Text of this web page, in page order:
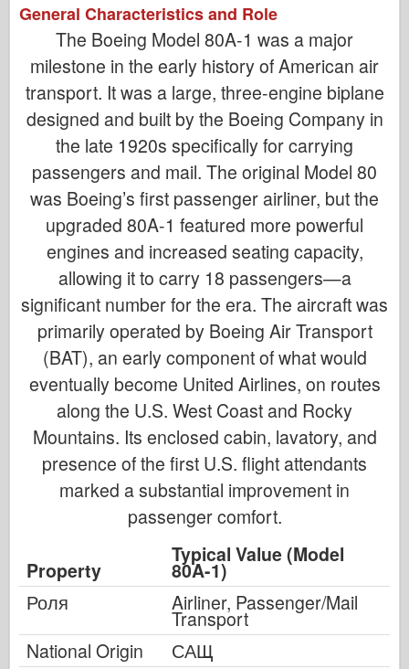
General Characteristics and Role
The Boeing Model 80A-1 was a major
milestone in the early history of American air
transport. It was a large, three-engine biplane
designed and built by the Boeing Company in
the late 1920s specifically for carrying
passengers and mail. The original Model 80
was Boeing’s first passenger airliner, but the
upgraded 80A-1 featured more powerful
engines and increased seating capacity,
allowing it to carry 18 passengers—a
significant number for the era. The aircraft was
primarily operated by Boeing Air Transport
(BAT), an early component of what would
eventually become United Airlines, on routes
along the U.S. West Coast and Rocky
Mountains. Its enclosed cabin, lavatory, and
presence of the first U.S. flight attendants
marked a substantial improvement in
passenger comfort.
Property
Typical Value (Model
80A-1)
Роля
Airliner, Passenger/Mail
Transport
National Origin
САЩ